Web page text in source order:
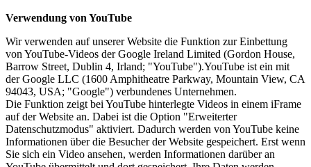
Verwendung von YouTube
Wir verwenden auf unserer Website die Funktion zur Einbettung
von YouTube-Videos der Google Ireland Limited (Gordon House,
Barrow Street, Dublin 4, Irland; "YouTube").YouTube ist ein mit
der Google LLC (1600 Amphitheatre Parkway, Mountain View, CA
94043, USA; "Google") verbundenes Unternehmen.
Die Funktion zeigt bei YouTube hinterlegte Videos in einem iFrame
auf der Website an. Dabei ist die Option "Erweiterter
Datenschutzmodus" aktiviert. Dadurch werden von YouTube keine
Informationen über die Besucher der Website gespeichert. Erst wenn
Sie sich ein Video ansehen, werden Informationen darüber an